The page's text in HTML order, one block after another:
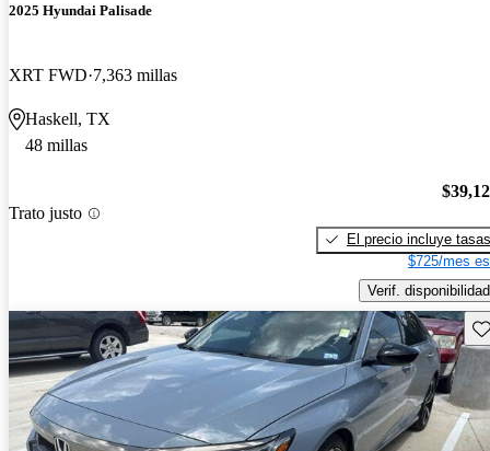
2025 Hyundai Palisade
XRT FWD 7,363 millas
Haskell, TX
48 millas
Trato justo
El precio incluye tasas
$725/mes
Verif. disponibilidad